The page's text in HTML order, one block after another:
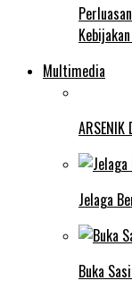
Multimedia
ARSENIK
Jelaga
Buka